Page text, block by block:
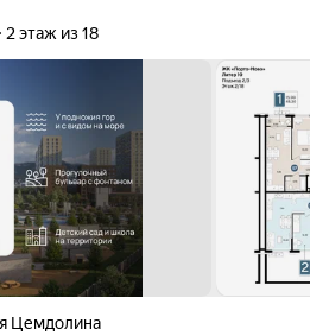
2 этаж из 18
Цемдолина